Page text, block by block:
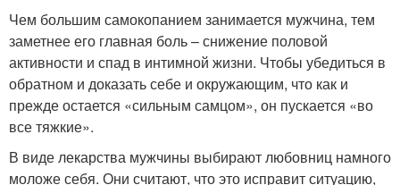
Чем большим самокопанием занимается мужчина, тем
заметнее его главная боль – снижение половой
активности и спад в интимной жизни. Чтобы убедиться в
обратном и доказать себе и окружающим, что как и
прежде остается «сильным самцом», он пускается «во
все тяжкие».
В виде лекарства мужчины выбирают любовниц намного
моложе себя. Они считают, что это исправит ситуацию,